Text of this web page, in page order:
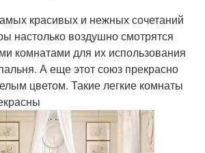
красивых и нежных сочетаний
настолько воздушно смотрятся
комнатами для их использования
А еще этот союз прекрасно
цветом. Такие легкие комнаты